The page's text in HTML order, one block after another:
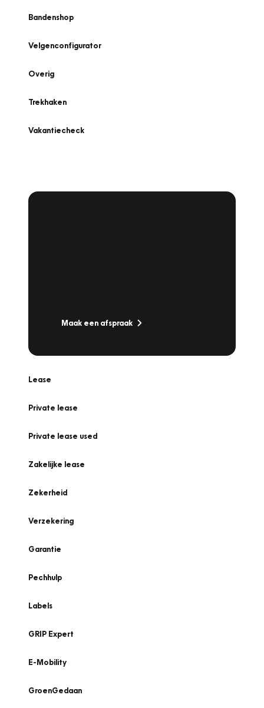
Bandenshop
Velgenconfigurator
Overig
Trekhaken
Vakantiecheck
Maak een afspraak
Lease
Private lease
Private lease used
Zakelijke lease
Zekerheid
Verzekering
Garantie
Pechhulp
Labels
GRIP Expert
E-Mobility
GroenGedaan